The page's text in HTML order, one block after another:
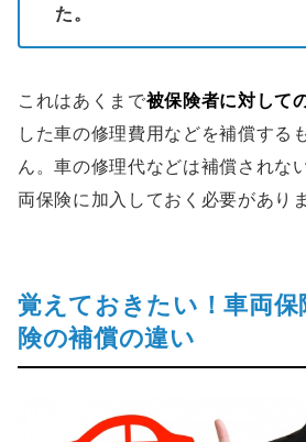
た。
これはあくまで被保険者に対して
した車の修理費用などを補償する
ん。車の修理代などは補償されな
両保険に加入しておく必要がありま
覚えておきたい！車両保
険の補償の違い